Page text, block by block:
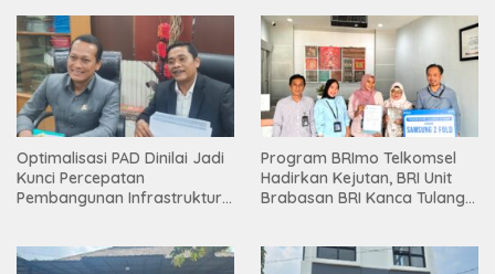
Optimalisasi PAD Dinilai Jadi
Kunci Percepatan
Pembangunan Infrastruktur
Program BRImo Telkomsel
Hadirkan Kejutan, BRI Unit
Brabasan BRI Kanca Tulang
Mesuji